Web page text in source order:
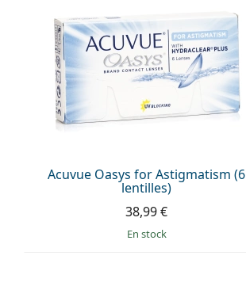
Acuvue Oasys for Astigmatism (6
lentilles)
38,99 €
en stock